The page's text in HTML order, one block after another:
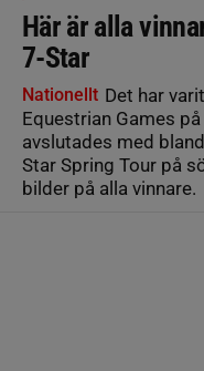
Här är alla
7-Star
Nationellt Det har
Equestrian Games
avslutades med
Star Spring Tour på
bilder på alla vinnare.